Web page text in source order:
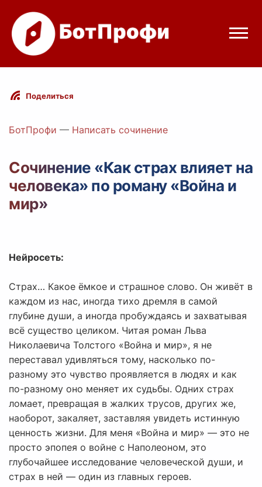
Режимы бота
Цены
Вход с Telegram
Поделиться
БотПрофи — Написать сочинение
Сочинение «Как страх влияет на
человека» по роману «Война и
мир»
Нейросеть:
Страх… Какое ёмкое и страшное слово. Он живёт в
каждом из нас, иногда тихо дремля в самой
глубине души, а иногда пробуждаясь и захватывая
всё существо целиком. Читая роман Льва
Николаевича Толстого «Война и мир», я не
переставал удивляться тому, насколько по-
разному это чувство проявляется в людях и как
по-разному оно меняет их судьбы. Одних страх
ломает, превращая в жалких трусов, других же,
наоборот, закаляет, заставляя увидеть истинную
ценность жизни. Для меня «Война и мир» — это не
просто эпопея о войне с Наполеоном, это
глубочайшее исследование человеческой души, и
страх в ней — один из главных героев.